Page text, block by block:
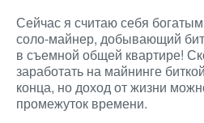
Сейчас я считаю себя
соло-майнер, добывающий
в съемной общей квартире!
заработать на майнинге
конца, но доход от жизни
промежуток времени.